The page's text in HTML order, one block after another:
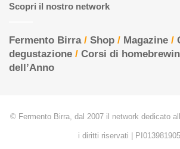
Scopri il nostro network
Fermento Birra/ Shop / Magazine /
degustazione / Corsi di
dell’Anno
© Fermento Birra, dal 2007 il network dedicato
i diritti riservati |